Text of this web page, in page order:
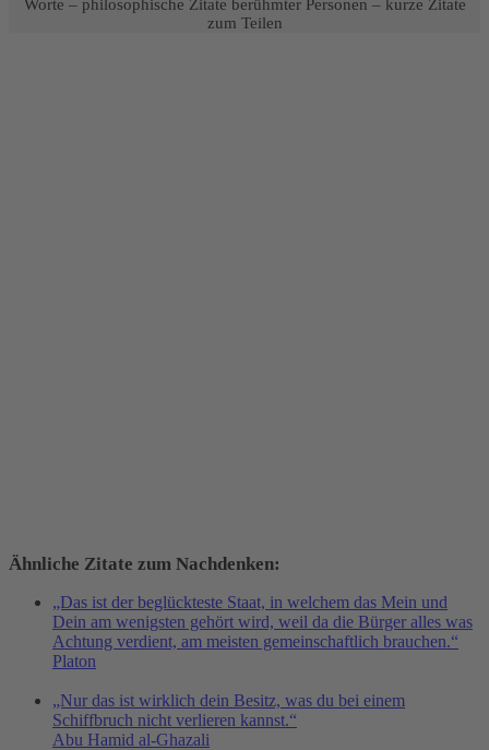
Worte – philosophische Zitate berühmter Personen – kurze Zitate
zum Teilen
Ähnliche Zitate zum Nachdenken:
„Das ist der beglückteste Staat, in welchem das Mein und
Dein am wenigsten gehört wird, weil da die Bürger alles was
Achtung verdient, am meisten gemeinschaftlich brauchen.“
Platon
„Nur das ist wirklich dein Besitz, was du bei einem
Schiffbruch nicht verlieren kannst.“
Abu Hamid al-Ghazali